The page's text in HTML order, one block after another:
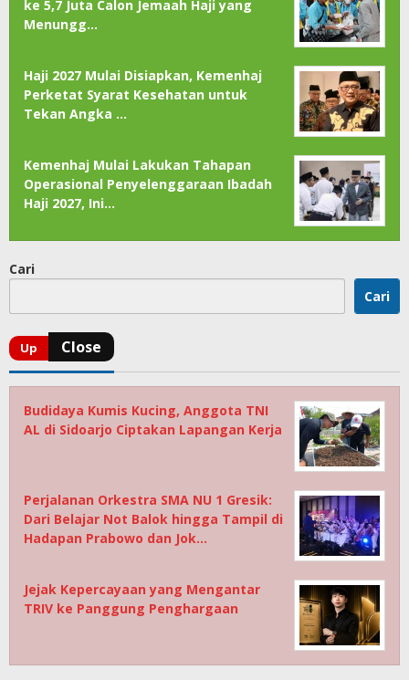
ke 5,7 Juta Calon Jemaah Haji yang
Menungg…
Haji 2027 Mulai Disiapkan, Kemenhaj
Perketat Syarat Kesehatan untuk
Tekan Angka …
Kemenhaj Mulai Lakukan Tahapan
Operasional Penyelenggaraan Ibadah
Haji 2027, Ini…
Cari
Cari
Budidaya Kumis Kucing, Anggota TNI
AL di Sidoarjo Ciptakan Lapangan Kerja
Perjalanan Orkestra SMA NU 1 Gresik:
Dari Belajar Not Balok hingga Tampil di
Hadapan Prabowo dan Jok…
Jejak Kepercayaan yang Mengantar
TRIV ke Panggung Penghargaan